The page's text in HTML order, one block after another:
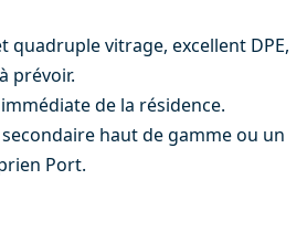
vitrage, excellent DPE,
prévoir.
de la résidence.
haut de gamme ou un
Port.